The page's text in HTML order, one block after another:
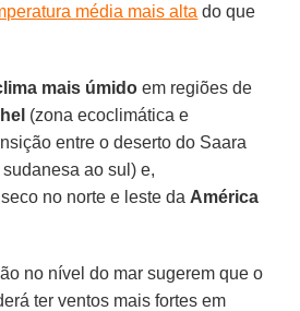
média mais alta do que
mais úmido em regiões de
(zona ecoclimática e
entre o deserto do Saara
ao sul) e,
no norte e leste da América
no nível do mar sugerem que o
ter ventos mais fortes em